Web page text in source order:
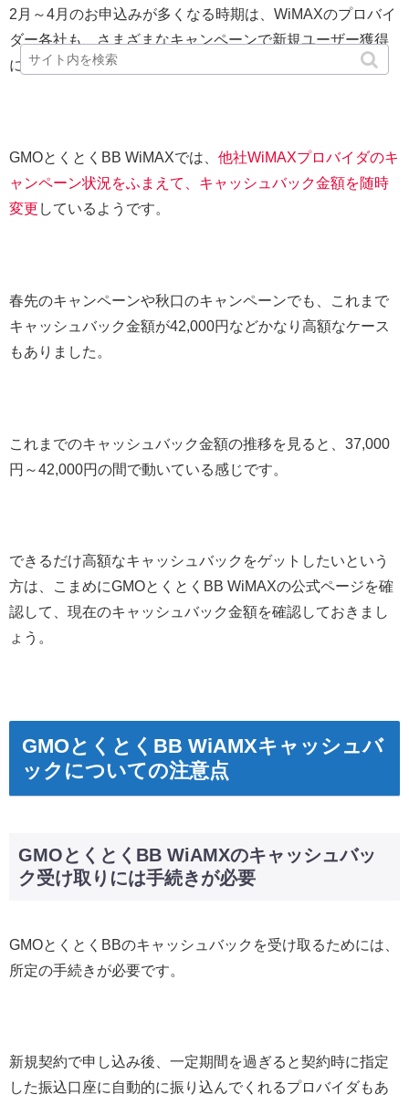
2月～4月のお申込みが多くなる時期は、WiMAXのプロバイ
ダー各社も、さまざまなキャンペーンで新規ユーザー獲得
に力を入れます。
GMOとくとくBB WiMAXでは、 他社WiMAXプロバイダのキ
ャンペーン状況をふまえて、キャッシュバック金額を随時
変更 しているようです。
春先のキャンペーンや秋口のキャンペーンでも、これまで
キャッシュバック金額が42,000円などかなり高額なケース
もありました。
これまでのキャッシュバック金額の推移を見ると、37,000
円～42,000円の間で動いている感じです。
できるだけ高額なキャッシュバックをゲットしたいという
方は、こまめにGMOとくとくBB WiMAXの公式ページを確
認して、現在のキャッシュバック金額を確認しておきまし
ょう。
GMOとくとくBB WiAMXキャッシュバ
ックについての注意点
GMOとくとくBB WiAMXのキャッシュバッ
ク受け取りには手続きが必要
GMOとくとくBBのキャッシュバックを受け取るためには、
所定の手続きが必要です。
新規契約で申し込み後、一定期間を過ぎると契約時に指定
した振込口座に自動的に振り込んでくれるプロバイダもあ